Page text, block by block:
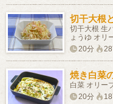
切干大根
切干大根 生
ょうゆ オリ
20分
焼き白菜
白菜 オリー
20分